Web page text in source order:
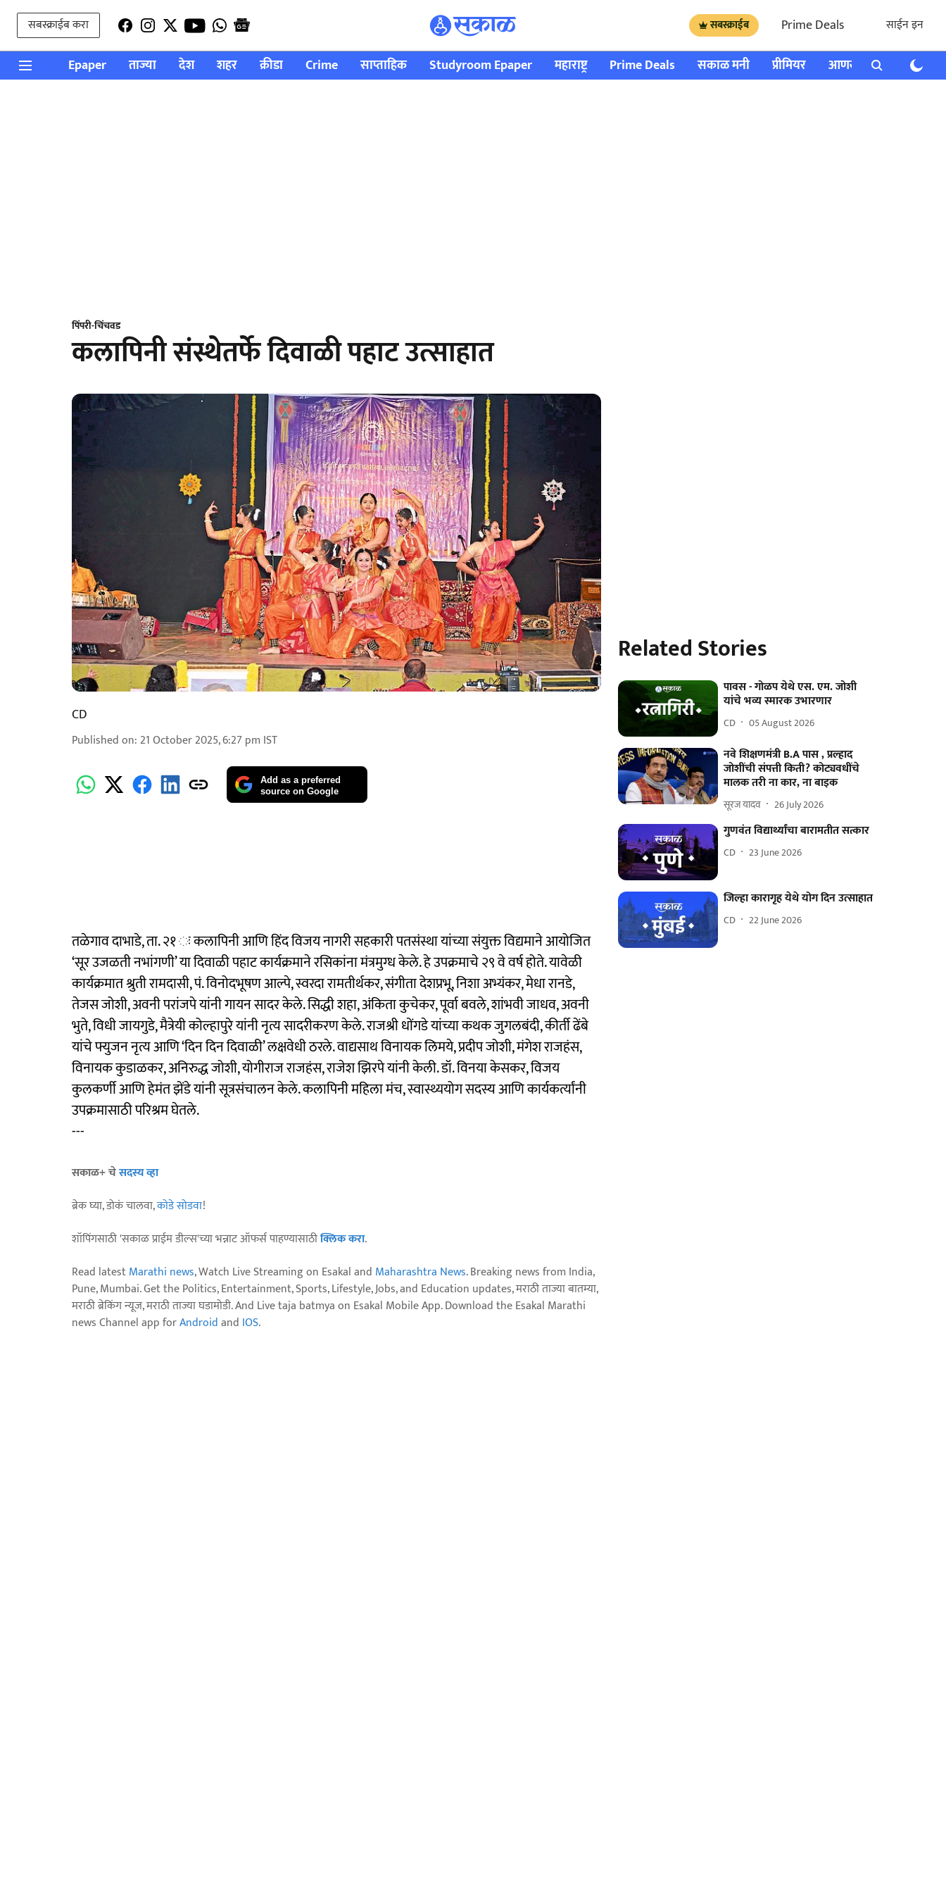
सबस्क्राईब करा सबस्क्राईब Prime Deals साईन इन
Epaper ताज्या देश शहर क्रीडा Crime साप्ताहिक Studyroom Epaper महाराष्ट्र Prime Deals सकाळ मनी प्रीमियर आणखी राशी भविष्य
पिंपरी-चिंचवड
कलापिनी संस्थेतर्फे दिवाळी पहाट उत्साहात
CD
Published on: 21 October 2025, 6:27 pm IST
Add as a preferred
source on Google
तळेगाव दाभाडे, ता. २१ ः कलापिनी आणि हिंद विजय नागरी सहकारी पतसंस्था यांच्या संयुक्त विद्यमाने आयोजित
‘सूर उजळती नभांगणी’ या दिवाळी पहाट कार्यक्रमाने रसिकांना मंत्रमुग्ध केले. हे उपक्रमाचे २९ वे वर्ष होते. यावेळी
कार्यक्रमात श्रुती रामदासी, पं. विनोदभूषण आल्पे, स्वरदा रामतीर्थकर, संगीता देशप्रभू, निशा अभ्यंकर, मेधा रानडे,
तेजस जोशी, अवनी परांजपे यांनी गायन सादर केले. सिद्धी शहा, अंकिता कुचेकर, पूर्वा बवले, शांभवी जाधव, अवनी
भुते, विधी जायगुडे, मैत्रेयी कोल्हापुरे यांनी नृत्य सादरीकरण केले. राजश्री धोंगडे यांच्या कथक जुगलबंदी, कीर्ती ढेंबे
यांचे फ्युजन नृत्य आणि ‘दिन दिन दिवाळी’ लक्षवेधी ठरले. वाद्यसाथ विनायक लिमये, प्रदीप जोशी, मंगेश राजहंस,
विनायक कुडाळकर, अनिरुद्ध जोशी, योगीराज राजहंस, राजेश झिरपे यांनी केली. डॉ. विनया केसकर, विजय
कुलकर्णी आणि हेमंत झेंडे यांनी सूत्रसंचालन केले. कलापिनी महिला मंच, स्वास्थ्ययोग सदस्य आणि कार्यकर्त्यांनी
उपक्रमासाठी परिश्रम घेतले.
---
सकाळ+ चेसदस्य व्हा
ब्रेक घ्या, डोकं चालवा,कोडे सोडवा!
शॉपिंगसाठी 'सकाळ प्राईम डील्स'च्या भन्नाट ऑफर्स पाहण्यासाठीक्लिक करा.
Read latestMarathi news, Watch Live Streaming on Esakal and Maharashtra News. Breaking news from India,
Pune, Mumbai. Get the Politics, Entertainment, Sports, Lifestyle, Jobs, and Education updates, मराठी ताज्या बातम्या,
मराठी ब्रेकिंग न्यूज, मराठी ताज्या घडामोडी. And Live taja batmya on Esakal Mobile App. Download the Esakal Marathi
news Channel app forAndroidand IOS.
Related Stories
पावस - गोळप येथे एस. एम. जोशी
यांचे भव्य स्मारक उभारणार
CD 05 August 2026
नवे शिक्षणमंत्री B.A पास , प्रल्हाद
जोशींची संपत्ती किती? कोट्यवधींचे
मालक तरी ना कार, ना बाइक
सूरज यादव 26 July 2026
गुणवंत विद्यार्थ्यांचा बारामतीत सत्कार
CD 23 June 2026
जिल्हा कारागृह येथे योग दिन उत्साहात
CD 22 June 2026